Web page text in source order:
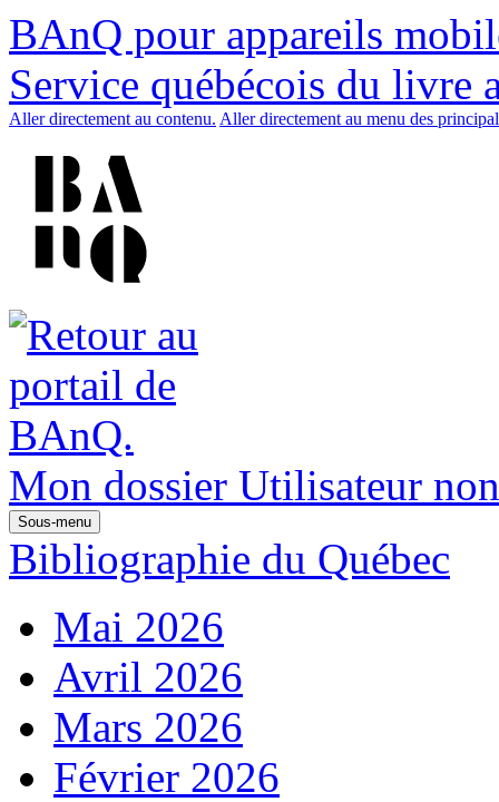
BAnQ pour appareils
Service québécois du livre
Aller directement au contenu. Aller directement au menu des
Mon dossier Utilisateur
Sous-menu
Bibliographie du Québec
Mai 2026
Avril 2026
Mars 2026
Février 2026